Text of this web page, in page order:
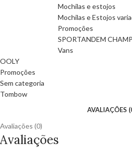
Mochilas e estojos
Mochilas e Estojos
Promoções
SPORTANDEM
Vans
OOLY
Promoções
Sem categoria
Tombow
AVALIAÇÕES
Avaliações (0)
Avaliações